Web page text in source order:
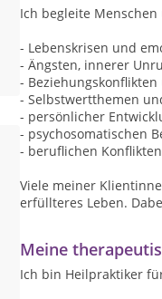
Ich begleite
- Lebenskrisen und
- Ängsten, innerer
-
- Selbstwertthemen
- persönlicher
- psychosomatischen
- beruflichen
Viele meiner
erfüllteres Leben.
Meine
Ich bin Heilpraktiker